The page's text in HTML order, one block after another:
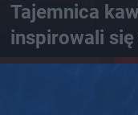
Tajemnica
inspirowali